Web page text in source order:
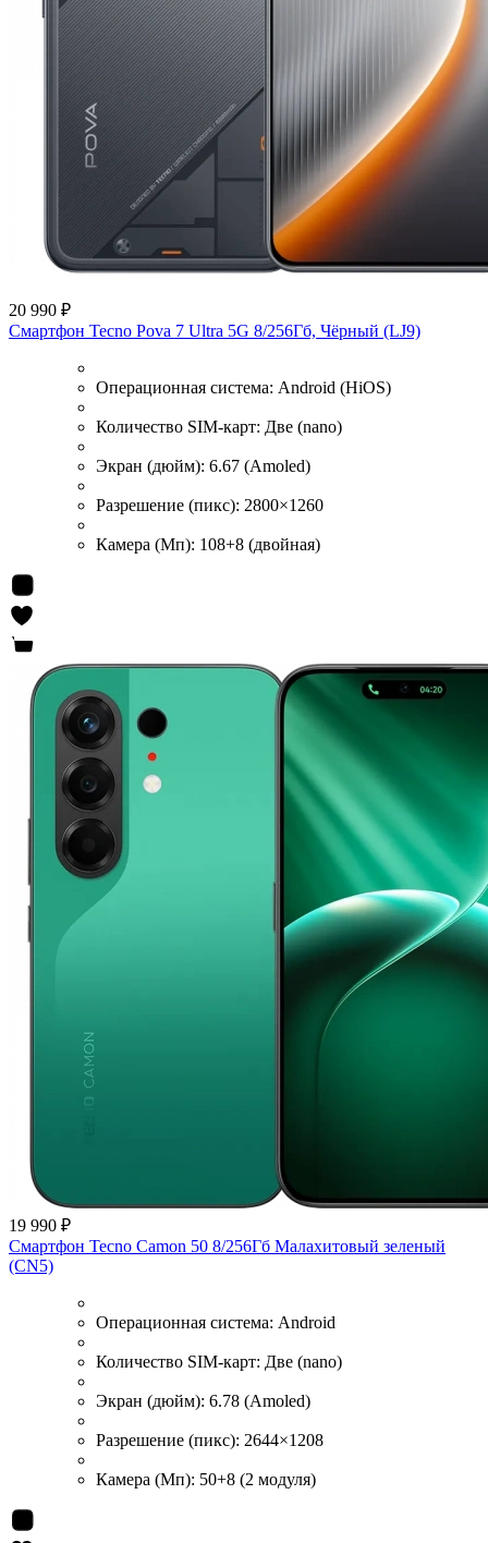
20 990 ₽
Смартфон Tecno Pova 7 Ultra 5G 8/256Гб, Чёрный (LJ9)
Операционная система: Android (HiOS)
Количество SIM-карт: Две (nano)
Экран (дюйм): 6.67 (Amoled)
Разрешение (пикс): 2800×1260
Камера (Мп): 108+8 (двойная)
19 990 ₽
Смартфон Tecno Camon 50 8/256Гб Малахитовый зеленый
(CN5)
Операционная система: Android
Количество SIM-карт: Две (nano)
Экран (дюйм): 6.78 (Amoled)
Разрешение (пикс): 2644×1208
Камера (Мп): 50+8 (2 модуля)